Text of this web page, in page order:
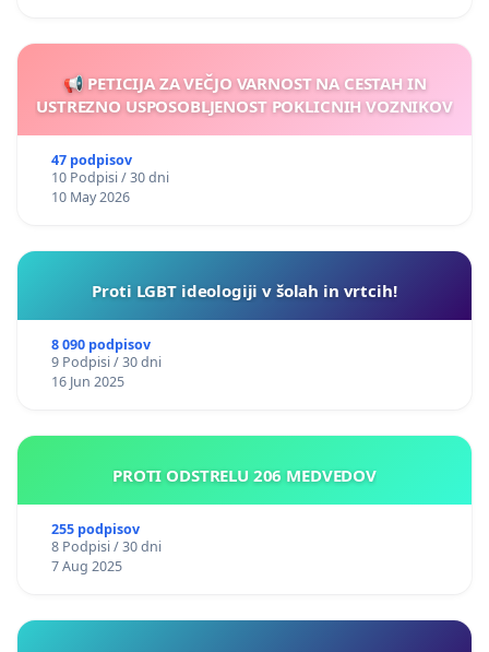
📢 PETICIJA ZA VEČJO VARNOST NA CESTAH IN
USTREZNO USPOSOBLJENOST POKLICNIH VOZNIKOV
47 podpisov
10 Podpisi / 30 dni
10 May 2026
Proti LGBT ideologiji v šolah in vrtcih!
8 090 podpisov
9 Podpisi / 30 dni
16 Jun 2025
PROTI ODSTRELU 206 MEDVEDOV
255 podpisov
8 Podpisi / 30 dni
7 Aug 2025